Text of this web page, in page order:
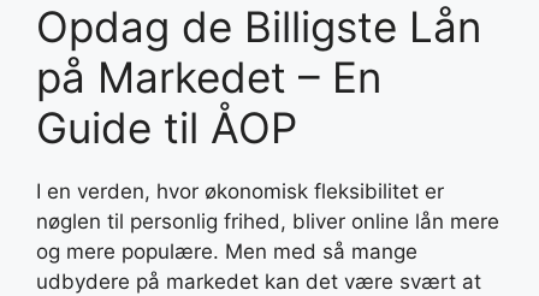
Opdag de Billigste Lån
på Markedet – En
Guide til ÅOP
I en verden, hvor økonomisk fleksibilitet er
nøglen til personlig frihed, bliver online lån mere
og mere populære. Men med så mange
udbydere på markedet kan det være svært at